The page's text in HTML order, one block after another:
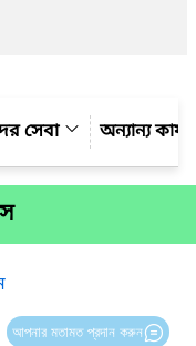
সেবা অন্যান্য
আপনার মতামত প্রদান করুন